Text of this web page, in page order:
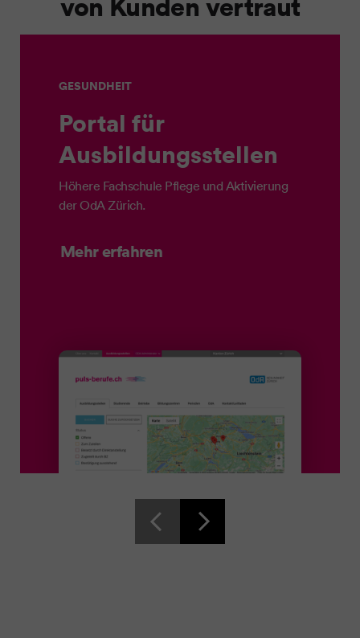
GESUNDHEIT
Portal für
Ausbildungsstellen
Höhere Fachschule Pflege und Aktivierung
der OdA Zürich.
Mehr erfahren